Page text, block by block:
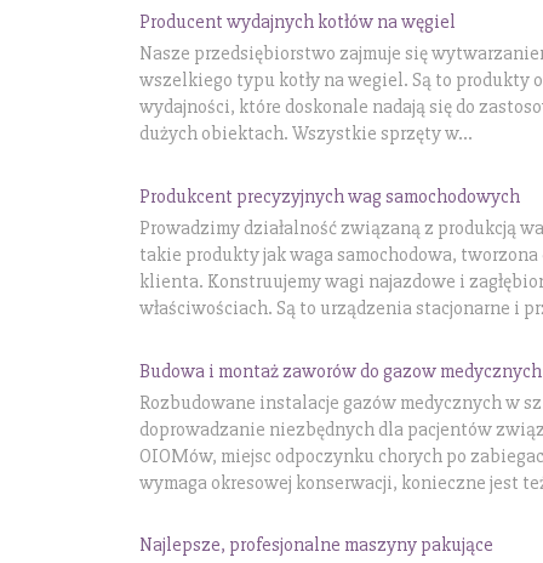
Producent wydajnych kotłów na węgiel
Nasze przedsiębiorstwo zajmuje się
wszelkiego typu kotły na wegiel. Są to produkty
wydajności, które doskonale nadają się do
dużych obiektach. Wszystkie sprzęty w...
Produkcent precyzyjnych wag samochodowych
Prowadzimy działalność związaną z produkcją
takie produkty jak waga samochodowa, tworzona
klienta. Konstruujemy wagi najazdowe i
właściwościach. Są to urządzenia stacjonarne i
Budowa i montaż zaworów do gazow medycznych
Rozbudowane instalacje gazów medycznych w
doprowadzanie niezbędnych dla pacjentów
OIOMów, miejsc odpoczynku chorych po
wymaga okresowej konserwacji, konieczne jest
Najlepsze, profesjonalne maszyny pakujące